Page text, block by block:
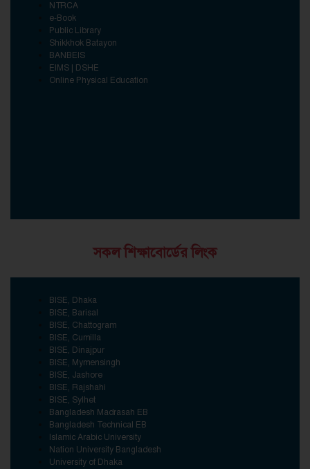
NTRCA
e-Book
Public Library
Shikkhok Batayon
BANBEIS
EIMS | DSHE
Online Physical Education
সকল শিক্ষাবোর্ডের লিংক
BISE, Dhaka
BISE, Barisal
BISE, Chattogram
BISE, Cumilla
BISE, Dinajpur
BISE, Mymensingh
BISE, Jashore
BISE, Rajshahi
BISE, Sylhet
Bangladesh Madrasah EB
Bangladesh Technical EB
Islamic Arabic University
Nation University Bangladesh
University of Dhaka